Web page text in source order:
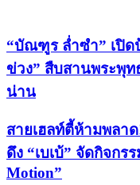
“บัณฑูร ล่ำซำ” เปิด
ข่วง” สืบสานพระพุ
น่าน
สายเฮลท์ตี้ห้ามพลาด
ดึง “เบเบ้” จัดกิจกร
Motion”